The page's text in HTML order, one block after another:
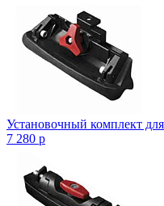
Установочный комплект
7 280 p